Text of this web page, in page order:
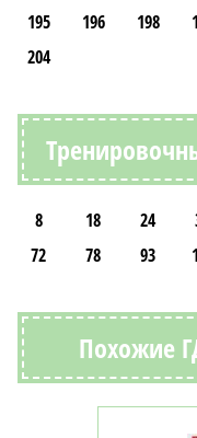
195 196 198
204
8 18 24
72
78 93
Похожие